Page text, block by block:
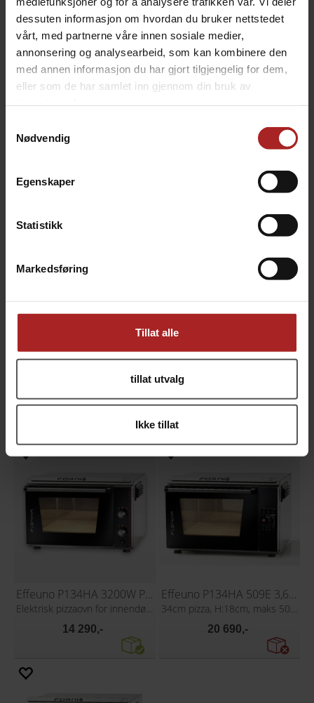
dessuten informasjon om hvordan du bruker nettstedet
vårt, med partnerne våre innen sosiale medier,
annonsering og analysearbeid, som kan kombinere den
med annen informasjon du har gjort tilgjengelig for dem,
eller som de har samlet inn gjennom din bruk av
Nødvendig
Egenskaper
Statistikk
Markedsføring
Tillat alle
tillat utvalg
Ikke tillat
Evolution(P134H 509E, P134HA 509E) ovnene. Har du
en eldre modell, så må du drille hull for å feste ovnen.
Instruks til hvordan å gjøre det ligger linket på bunnen
av produktsiden som PDF.
TEKNISK INFO
Effeuno P134H 3000W Pizzaovn
13 090,-
34cm pizza, maks 509°C, PID
19 590,-
Effeuno P134HA 3200W Pizzaovn
Elektrisk pizzaovn for innendørsbruk
14 290,-
Effeuno P134HA 509E 3,6kw Evolution
34cm pizza, H:18cm, maks 509°C PID
20 690,-